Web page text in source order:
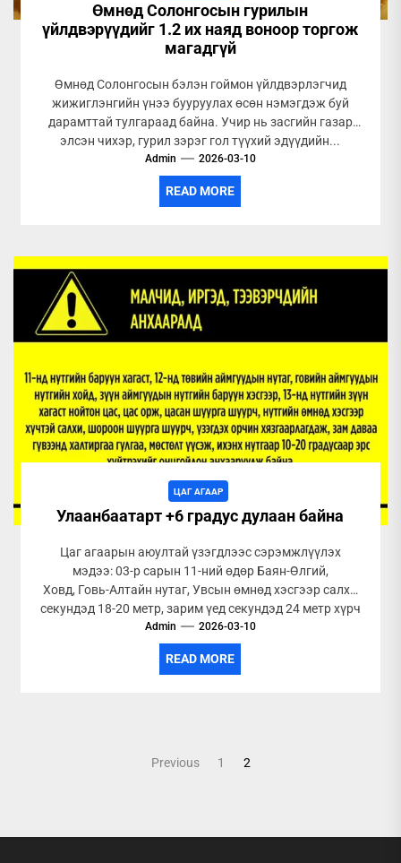
Өмнөд Солонгосын гурилын
үйлдвэрүүдийг 1.2 их наяд воноор торгож
магадгүй
Өмнөд Солонгосын бэлэн гоймон үйлдвэрлэгчид
жижиглэнгийн үнээ бууруулах өсөн нэмэгдэж буй
дарамттай тулгараад байна. Учир нь засгийн газар
элсэн чихэр, гурил зэрэг гол түүхий эдүүдийн...
Admin 2026-03-10
READ MORE
ЦАГ АГААР
Улаанбаатарт +6 градус дулаан байна
Цаг агаарын аюултай үзэгдлээс сэрэмжлүүлэх
мэдээ: 03-р сарын 11-ний өдөр Баян-Өлгий,
Ховд, Говь-Алтайн нутаг, Увсын өмнөд хэсгээр салхи
секундэд 18-20 метр, зарим үед секундэд 24 метр хүрч
ширүүснэ....
Admin 2026-03-10
READ MORE
Previous 1 2